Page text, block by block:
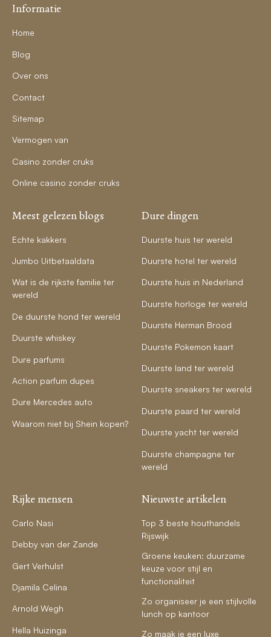
Informatie
Home
Blog
Over ons
Contact
Sitemap
Vermogen van
Casino zonder cruks
Online casino zonder cruks
Meest gelezen blogs
Echte kakkers
Jumbo Uitbetaaldata
Wat is de rijkste familie ter
wereld
De duurste hond ter wereld
Duurste whiskey
Dure parfums
Action parfum dupes
Dure Mercedes auto
Waarom niet bij Shein kopen?
Dure dingen
Duurste huis ter wereld
Duurste hotel ter wereld
Duurste huis in Nederland
Duurste horloge ter wereld
Duurste Herman Brood
Duurste Pokemon kaart
Duurste land ter wereld
Duurste sneakers ter wereld
Duurste paard ter wereld
Duurste yacht ter wereld
Duurste champagne ter
wereld
Rijke mensen
Carlo Nasi
Debby van der Zande
Gert Verhulst
Djamila Celina
Arnold Wegh
Hella Huizinga
Nieuwste artikelen
Top 3 beste houthandels
Rijswijk
Groene keuken: duurzame
keuze voor stijl en
functionaliteit
Zo organiseer je een stijlvolle
lunch op kantoor
Zo maak je een luxe